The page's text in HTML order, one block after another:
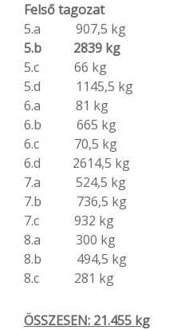
Felsőtagozat
5.a 907,5 kg
5.b 2839 kg
5.c 66 kg
5.d 1145,5 kg
6.a 81 kg
6.b 665 kg
6.c 70,5 kg
6.d 2614,5 kg
7.a 524,5 kg
7.b 736,5 kg
7.c 932 kg
8.a 300 kg
8.b 494,5 kg
8.c 281 kg
ÖSSZESEN: 21.455 kg